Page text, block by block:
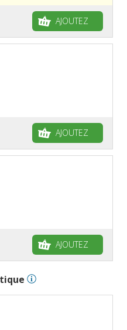
& nations nonAJOUTEZ
AJOUTEZ
AJOUTEZ